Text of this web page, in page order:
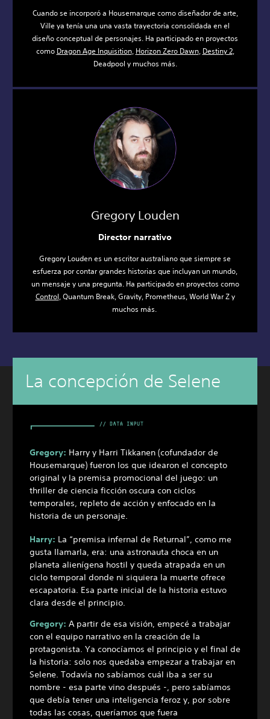
Cuando se incorporó a Housemarque como diseñador de arte,
Ville ya tenía una una vasta trayectoria consolidada en el
diseño conceptual de personajes. Ha participado en proyectos
como Dragon Age Inquisition, Horizon Zero Dawn, Destiny 2,
Deadpool y muchos más.
Gregory Louden
Director narrativo
Gregory Louden es un escritor australiano que siempre se
esfuerza por contar grandes historias que incluyan un mundo,
un mensaje y una pregunta. Ha participado en proyectos como
Control, Quantum Break, Gravity, Prometheus, World War Z y
muchos más.
La concepción de Selene
Gregory: Harry y Harri Tikkanen (cofundador de
Housemarque) fueron los que idearon el concepto
original y la premisa promocional del juego: un
thriller de ciencia ficción oscura con ciclos
temporales, repleto de acción y enfocado en la
historia de un personaje.
Harry: La “premisa infernal de Returnal”, como me
gusta llamarla, era: una astronauta choca en un
planeta alienígena hostil y queda atrapada en un
ciclo temporal donde ni siquiera la muerte ofrece
escapatoria. Esa parte inicial de la historia estuvo
clara desde el principio.
Gregory: A partir de esa visión, empecé a trabajar
con el equipo narrativo en la creación de la
protagonista. Ya conocíamos el principio y el final de
la historia: solo nos quedaba empezar a trabajar en
Selene. Todavía no sabíamos cuál iba a ser su
nombre - esa parte vino después -, pero sabíamos
que debía tener una inteligencia feroz y, por sobre
todas las cosas, queríamos que fuera